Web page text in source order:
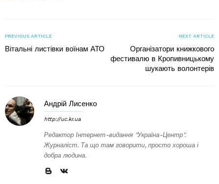
PREVIOUS ARTICLE
Вітальні листівки воїнам АТО
NEXT ARTICLE
Організатори книжкового
фестивалю в Кропивницькому
шукають волонтерів
Андрій Лисенко
http://uc.kr.ua
Редактор Інтернет-видання "Україна-Центр".
Журналіст. Та що там говорити, просто хороша і
добра людина.